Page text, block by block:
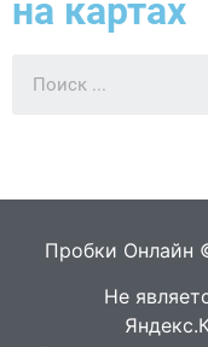
на картах
Пробки Онлайн
Не